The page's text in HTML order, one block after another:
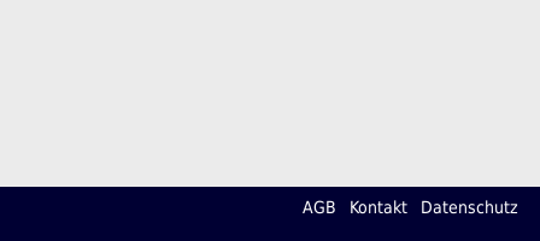
AGB Kontakt Datenschutz